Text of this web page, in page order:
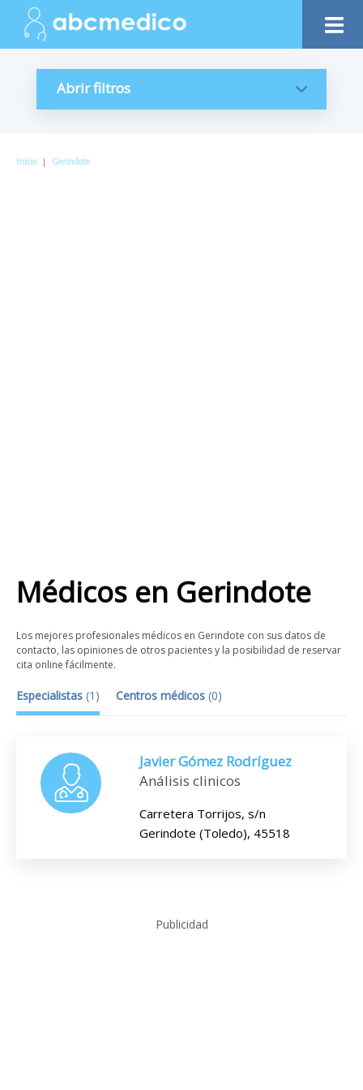
Abrir filtros
Inicio | Gerindote
Médicos en Gerindote
Los mejores profesionales médicos en Gerindote con sus datos de
contacto, las opiniones de otros pacientes y la posibilidad de reservar
cita online fácilmente.
Especialistas (1 ) Centros médicos (0)
Javier Gómez Rodríguez
Análisis clinicos
Carretera Torrijos, s/n
Gerindote (Toledo), 45518
Publicidad